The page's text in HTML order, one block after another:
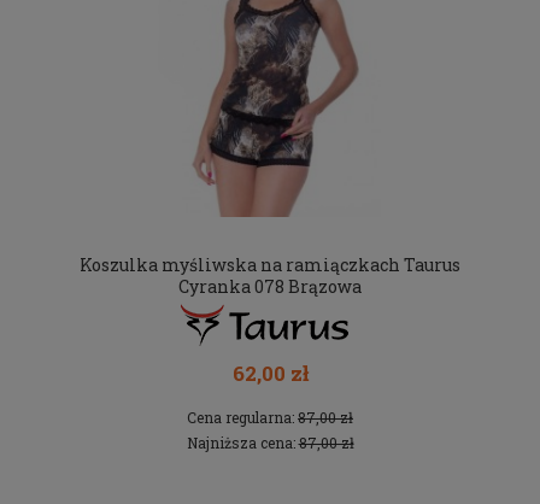
Koszulka myśliwska na ramiączkach Taurus
Cyranka 078 Brązowa
62,00 zł
Cena regularna:87,00 zł
Najniższa cena:87,00 zł